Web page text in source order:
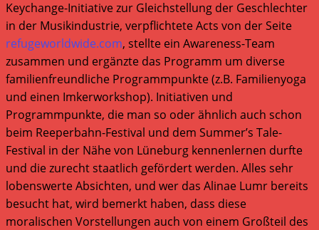
Keychange-Initiative zur Gleichstellung der Geschlechter
in der Musikindustrie, verpflichtete Acts von der Seite
refugeworldwide.com, stellte ein Awareness-Team
zusammen und ergänzte das Programm um diverse
familienfreundliche Programmpunkte (z.B. Familienyoga
und einen Imkerworkshop). Initiativen und
Programmpunkte, die man so oder ähnlich auch schon
beim Reeperbahn-Festival und dem Summer’s Tale-
Festival in der Nähe von Lüneburg kennenlernen durfte
und die zurecht staatlich gefördert werden. Alles sehr
lobenswerte Absichten, und wer das Alinae Lumr bereits
besucht hat, wird bemerkt haben, dass diese
moralischen Vorstellungen auch von einem Großteil des